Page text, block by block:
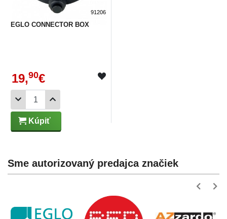
91206
EGLO CONNECTOR BOX
19,90€
Kúpiť
Sme autorizovaný predajca značiek